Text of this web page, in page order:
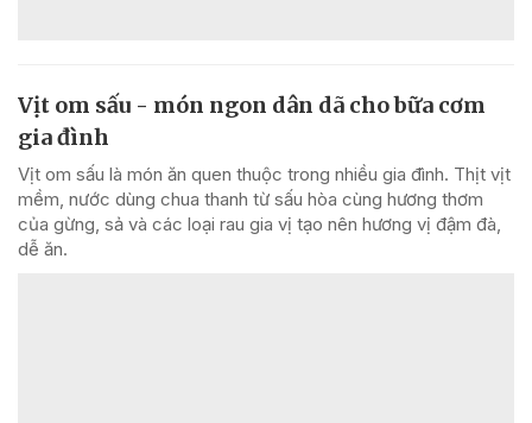
Vịt om sấu - món ngon dân dã cho bữa cơm
gia đình
Vịt om sấu là món ăn quen thuộc trong nhiều gia đình. Thịt vịt
mềm, nước dùng chua thanh từ sấu hòa cùng hương thơm
của gừng, sả và các loại rau gia vị tạo nên hương vị đậm đà,
dễ ăn.